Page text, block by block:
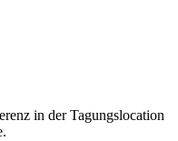
in der Tagungslocation